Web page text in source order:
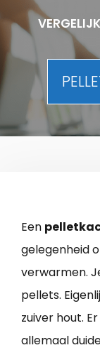
Een
gelegenheid
verwarmen.
pellets.
zuiver hout.
allemaal